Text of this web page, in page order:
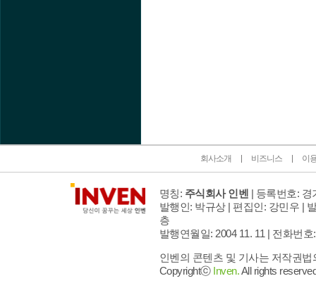
회사소개 비즈니스 이
명칭: 주식회사 인벤 | 등록번호: 경
발행인: 박규상 | 편집인: 강민우 |
층
발행연월일: 2004 11. 11 | 전화번호
인벤의 콘텐츠 및 기사는 저작권
Copyrightⓒ Inven.All rights